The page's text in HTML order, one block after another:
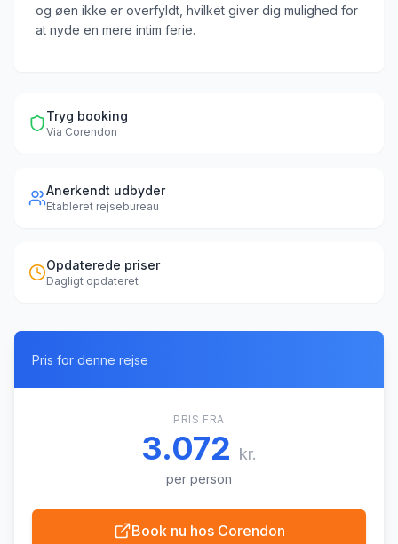
og øen ikke er overfyldt, hvilket giver dig mulighed for
at nyde en mere intim ferie.
Tryg booking
Via Corendon
Anerkendt udbyder
Etableret rejsebureau
Opdaterede priser
Dagligt opdateret
Pris for denne rejse
PRIS FRA
3.072 kr.
per person
Book nu hos Corendon